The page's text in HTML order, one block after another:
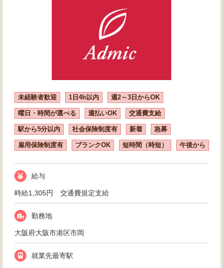
未経験者歓迎 1日4h以内 週2～3日からOK
曜日・時間が選べる 週払いOK 交通費支給
駅から5分以内 社会保険制度有 新着 急募
雇用保険制度有 ブランクOK 短時間（時短） 午後から
給与
時給1,305円 交通費規定支給
勤務地
大阪府大阪市港区市岡
就業先最寄駅